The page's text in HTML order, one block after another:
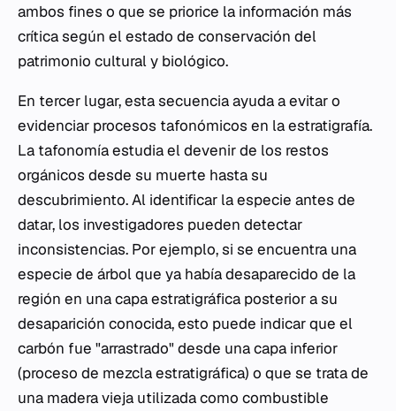
ambos fines o que se priorice la información más
crítica según el estado de conservación del
patrimonio cultural y biológico.
En tercer lugar, esta secuencia ayuda a evitar o
evidenciar procesos tafonómicos en la estratigrafía.
La tafonomía estudia el devenir de los restos
orgánicos desde su muerte hasta su
descubrimiento. Al identificar la especie antes de
datar, los investigadores pueden detectar
inconsistencias. Por ejemplo, si se encuentra una
especie de árbol que ya había desaparecido de la
región en una capa estratigráfica posterior a su
desaparición conocida, esto puede indicar que el
carbón fue "arrastrado" desde una capa inferior
(proceso de mezcla estratigráfica) o que se trata de
una madera vieja utilizada como combustible